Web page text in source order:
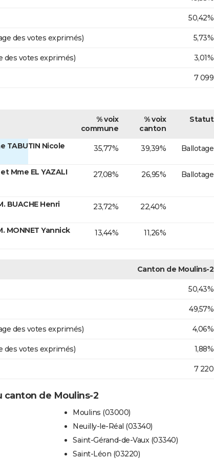
50,42%
des votes exprimés) 5,73%
des votes exprimés) 3,01%
7 099
% voix
commune
% voix
canton
Statut
TABUTIN Nicole 35,77% 39,39% Ballotage
Mme EL YAZALI
27,08% 26,95% Ballotage
BUACHE Henri 23,72% 22,40%
MONNET Yannick 13,44% 11,26%
Canton de Moulins-2
50,43%
49,57%
des votes exprimés) 4,06%
des votes exprimés) 1,88%
7 220
de Moulins-2
Moulins (03000)
Neuilly-le-Réal (03340)
Saint-Gérand-de-Vaux (03340)
Saint-Léon (03220)